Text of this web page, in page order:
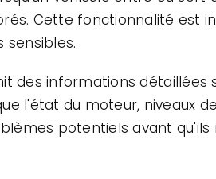
Cette fonctionnalité est
sensibles.
des informations détaillées
l'état du moteur, niveaux de
potentiels avant qu'ils